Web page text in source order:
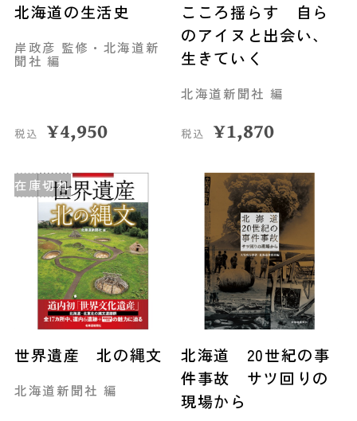
北海道の生活史
岸政彦 監修・北海道新
聞社 編
税込 ¥4,950
こころ揺らす 自ら
のアイヌと出会い、
生きていく
北海道新聞社 編
税込 ¥1,870
在庫切れ
世界遺産 北の縄文
北海道新聞社 編
北海道 20世紀の事
件事故 サツ回りの
現場から